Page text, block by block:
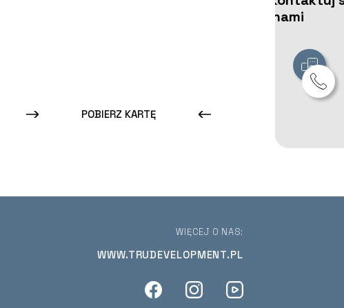
POBIERZ KARTĘ
WIĘCEJ O NAS:
WWW.TRUDEVELOPMENT.PL
z nami